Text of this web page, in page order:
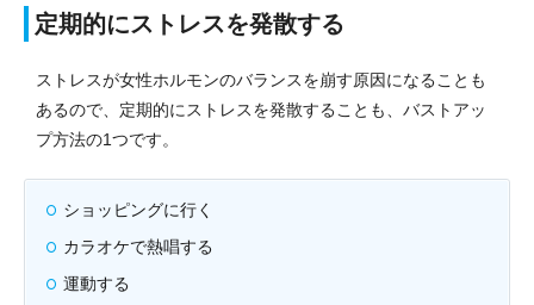
定期的にストレスを発散する
ストレスが女性ホルモンのバランスを崩す原因になることも
あるので、定期的にストレスを発散することも、バストアッ
プ方法の1つです。
ショッピングに行く
カラオケで熱唱する
運動する